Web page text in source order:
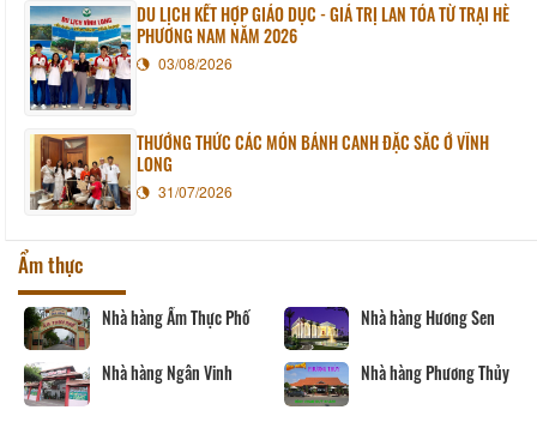
DU LỊCH KẾT HỢP GIÁO DỤC - GIÁ TRỊ LAN TỎA TỪ TRẠI HÈ
PHƯƠNG NAM NĂM 2026
03/08/2026
THƯỞNG THỨC CÁC MÓN BÁNH CANH ĐẶC SẮC Ở VĨNH
LONG
31/07/2026
Ẩm thực
Nhà hàng Ẩm Thực Phố Nhà hàng Hương Sen
Nhà hàng Ngân Vinh Nhà hàng Phương Thủy